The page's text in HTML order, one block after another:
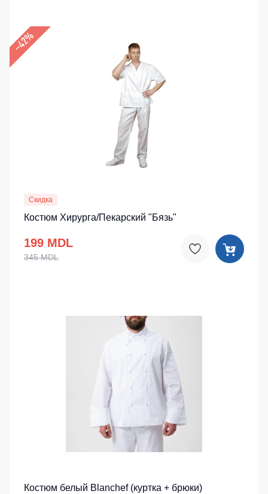
–42%
Скидка
Костюм Хирурга/Пекарский "Бязь"
199 MDL
345 MDL
Костюм белый Blanchef (куртка + брюки)